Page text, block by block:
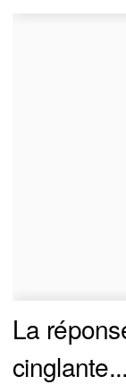
La
cinglante...